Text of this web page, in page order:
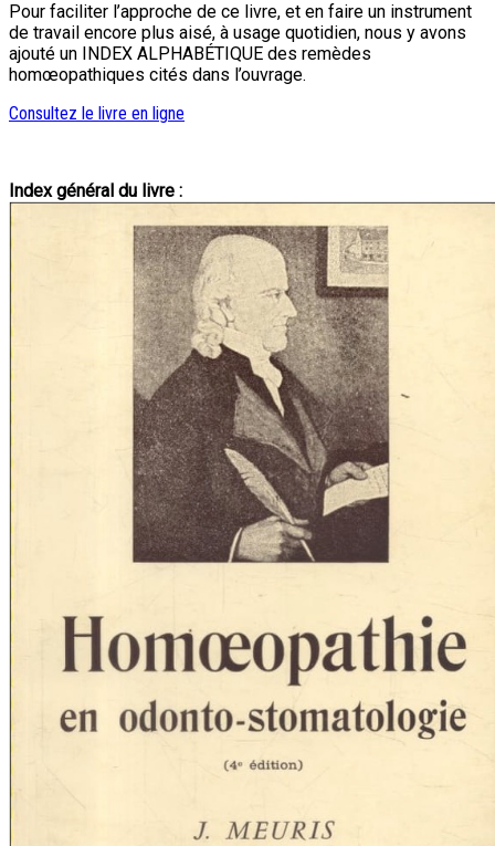
Pour faciliter l’approche de ce livre, et en faire un instrument
de travail encore plus aisé, à usage quotidien, nous y avons
ajouté un INDEX ALPHABÉTIQUE des remèdes
homœopathiques cités dans l’ouvrage.
Consultez le livre en ligne
Index général du livre :